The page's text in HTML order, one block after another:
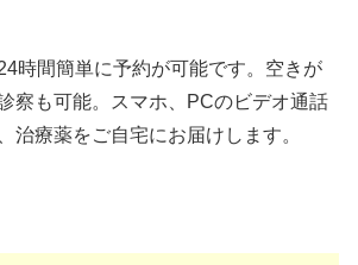
時間簡単に予約が可能です。空きが
察も可能。スマホ、PCのビデオ通話
治療薬をご自宅にお届けします。